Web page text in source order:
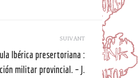
SUIVANT
Ibérica presertoriana :
militar provincial. – J.